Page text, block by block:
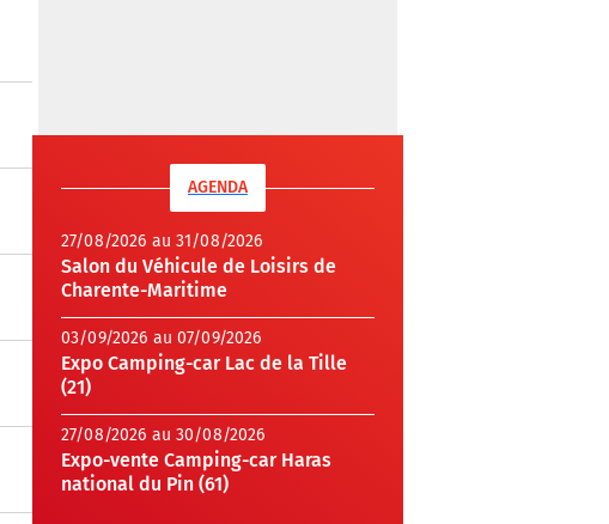
AGENDA
27/08/2026 au 31/08/2026
Salon du Véhicule de Loisirs de
Charente-Maritime
03/09/2026 au 07/09/2026
Expo Camping-car Lac de la Tille
(21)
27/08/2026 au 30/08/2026
Expo-vente Camping-car Haras
national du Pin (61)